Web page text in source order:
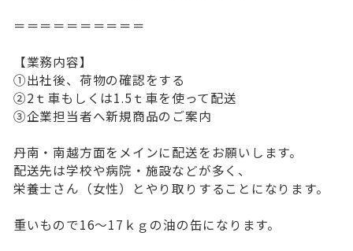
＝＝＝＝＝＝＝＝＝＝
【業務内容】
①出社後、荷物の確認をする
②2ｔ車もしくは1.5ｔ車を使って配送
③企業担当者へ新規商品のご案内
丹南・南越方面をメインに配送をお願いします。
配送先は学校や病院・施設などが多く、
栄養士さん（女性）とやり取りすることになります。
重いもので16～17ｋｇの油の缶になります。